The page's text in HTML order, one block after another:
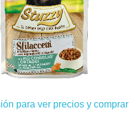
para ver precios y comprar